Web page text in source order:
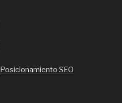
Posicionamiento SEO